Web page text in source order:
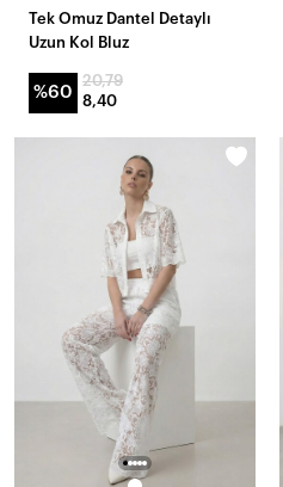
Tek Omuz Dantel Detaylı
Uzun Kol Bluz
%60
20,79
8,40